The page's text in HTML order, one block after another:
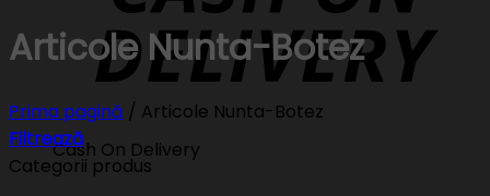
Cash On Delivery
Articole Nunta-Botez
Prima pagină / Articole Nunta-Botez
Filtrează
Categorii produs